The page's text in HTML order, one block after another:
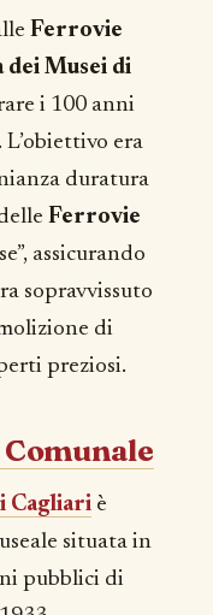
Ferrovie
dei Musei di
i 100 anni
L’obiettivo era
duratura
Ferrovie
assicurando
sopravvissuto
di
preziosi.
Cagliari è
situata in
pubblici di